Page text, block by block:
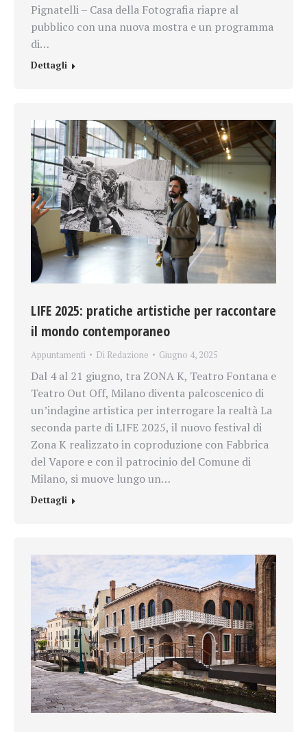
Pignatelli – Casa della Fotografia riapre al
pubblico con una nuova mostra e un programma
di…
Dettagli
LIFE 2025: pratiche artistiche per raccontare
il mondo contemporaneo
Appuntamenti Di Redazione Giugno 4, 2025
Dal 4 al 21 giugno, tra ZONA K, Teatro Fontana e
Teatro Out Off, Milano diventa palcoscenico di
un’indagine artistica per interrogare la realtà La
seconda parte di LIFE 2025, il nuovo festival di
Zona K realizzato in coproduzione con Fabbrica
del Vapore e con il patrocinio del Comune di
Milano, si muove lungo un…
Dettagli